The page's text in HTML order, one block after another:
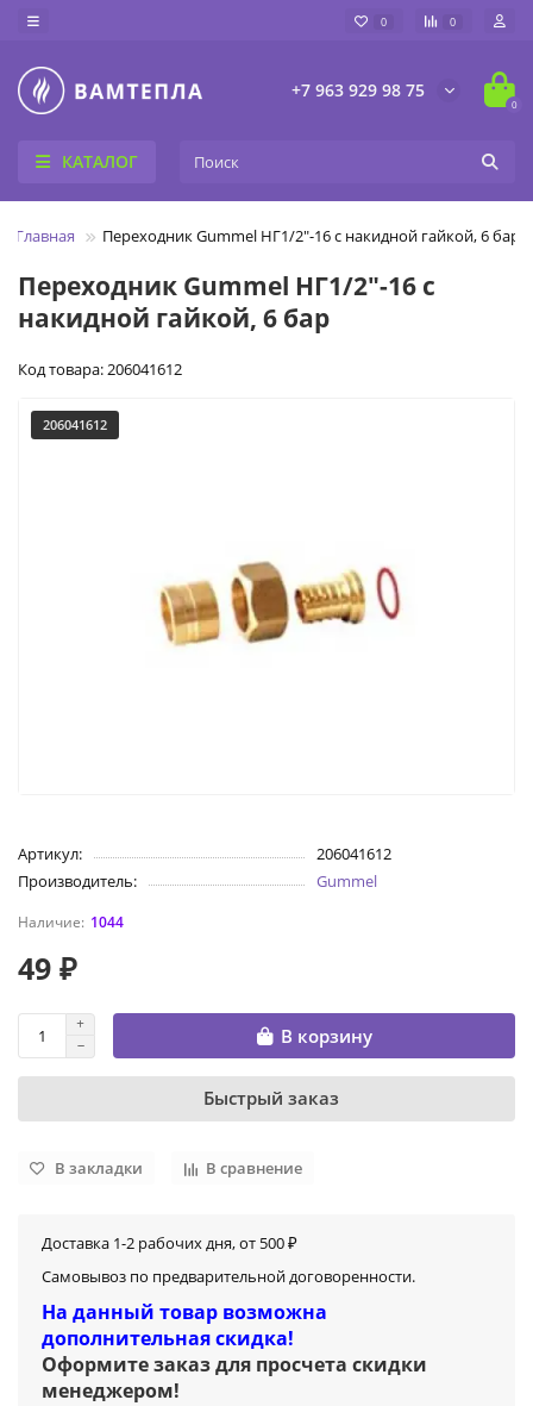
0 0
+7 963 929 98 75
0
КАТАЛОГ
Главная Переходник Gummel НГ1/2"-16 с накидной гайкой, 6 бар
Переходник Gummel НГ1/2"-16 с
накидной гайкой, 6 бар
Код товара: 206041612
206041612
Артикул:
206041612
Производитель:
Gummel
1044
49 ₽
В корзину
Быстрый заказ
В закладки В сравнение
Доставка 1-2 рабочих дня, от 500 ₽
Самовывоз по предварительной договоренности.
На данный товар возможна
дополнительная скидка!
Оформите заказ для просчета скидки
менеджером!